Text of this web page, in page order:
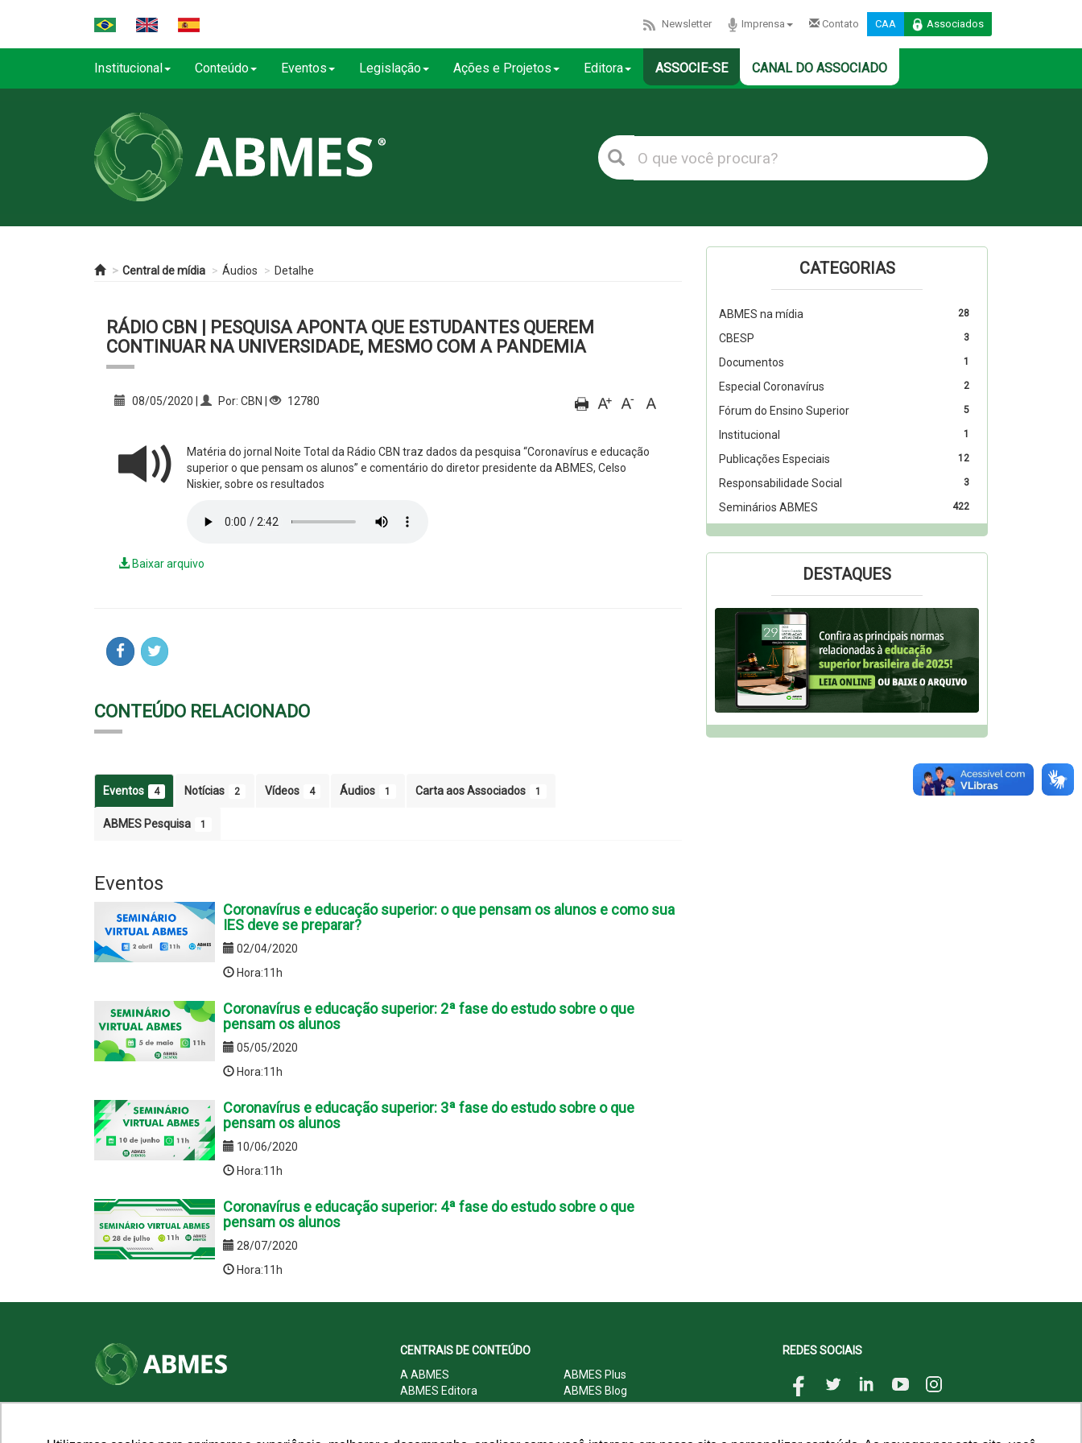
Newsletter Imprensa Contato CAA Associados
Institucional Conteúdo Eventos Legislação Ações e Projetos Editora ASSOCIE-SE CANAL DO ASSOCIADO
Central de mídia Áudios Detalhe
RÁDIO CBN | PESQUISA APONTA QUE ESTUDANTES QUEREM
CONTINUAR NA UNIVERSIDADE, MESMO COM A PANDEMIA
08/05/2020 | Por: CBN | 12780
Matéria do jornal Noite Total da Rádio CBN traz dados da pesquisa “Coronavírus e educação
superior o que pensam os alunos” e comentário do diretor presidente da ABMES, Celso
Niskier, sobre os resultados
Baixar arquivo
CONTEÚDO RELACIONADO
Eventos 4 Notícias 2 Vídeos 4 Áudios 1 Carta aos Associados 1
ABMES Pesquisa 1
Eventos
Coronavírus e educação superior: o que pensam os alunos e como sua
IES deve se preparar?
02/04/2020
Hora:11h
Coronavírus e educação superior: 2ª fase do estudo sobre o que
pensam os alunos
05/05/2020
Hora:11h
Coronavírus e educação superior: 3ª fase do estudo sobre o que
pensam os alunos
10/06/2020
Hora:11h
Coronavírus e educação superior: 4ª fase do estudo sobre o que
pensam os alunos
28/07/2020
Hora:11h
CATEGORIAS
28
ABMES na mídia
3
CBESP
1
Documentos
2
Especial Coronavírus
5
Fórum do Ensino Superior
1
Institucional
12
Publicações Especiais
3
Responsabilidade Social
422
Seminários ABMES
DESTAQUES
CENTRAIS DE CONTEÚDO
A ABMES
ABMES Plus
ABMES Editora
ABMES Blog
ABMES LInC
Legislação
Central do Associado ABMES
Contato
REDES SOCIAIS